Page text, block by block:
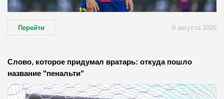
Перейти 8 августа 2026
Слово, которое придумал вратарь: откуда пошло
название "пенальти"